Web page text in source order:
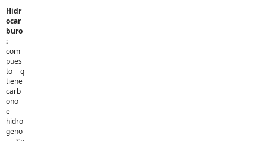
Hidr
ocar
buro
:
com
pues
to q
tiene
carb
ono
e
hidro
geno